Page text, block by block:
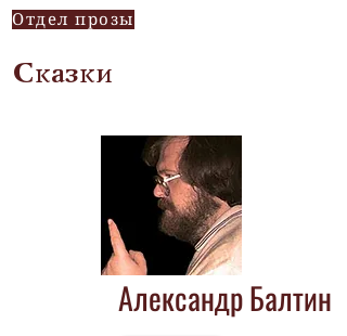
Отдел прозы
Сказки
Александр Балтин